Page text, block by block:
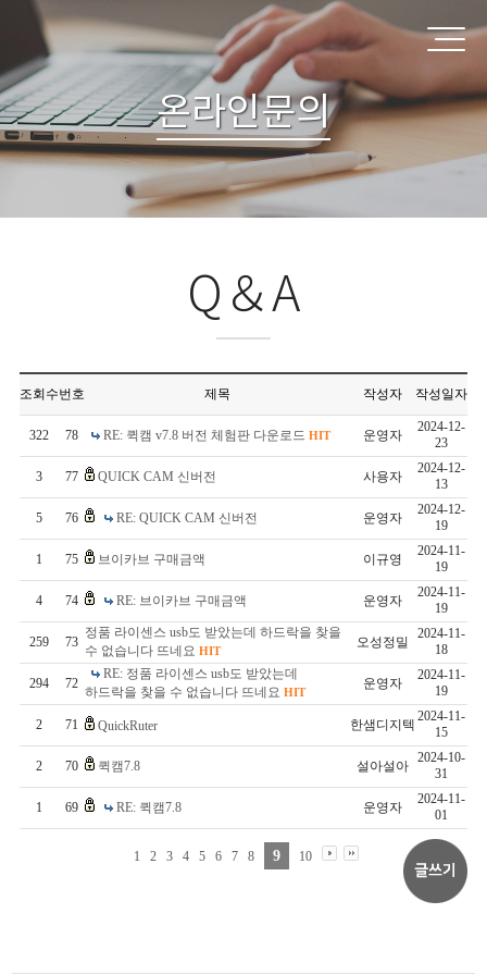
온라인문의
Q＆A
조회수번호 제목 작성자 작성일자
322 78 RE: 퀵캠 v7.8 버전 체험판 다운로드 HIT 운영자
2024-12-
23
3 77 QUICK CAM 신버전 사용자
2024-12-
13
5 76 RE: QUICK CAM 신버전 운영자
2024-12-
19
1 75 브이카브 구매금액 이규영
2024-11-
19
4 74 RE: 브이카브 구매금액 운영자
2024-11-
19
259 73
정품 라이센스 usb도 받았는데 하드락을 찾을
수 없습니다 뜨네요 HIT
오성정밀
2024-11-
18
294 72
RE: 정품 라이센스 usb도 받았는데
하드락을 찾을 수 없습니다 뜨네요 HIT
운영자
2024-11-
19
2 71 QuickRuter 한샘디지텍
2024-11-
15
2 70 퀵캠7.8 설아설아
2024-10-
31
1 69 RE: 퀵캠7.8 운영자
2024-11-
01
1 2 3 4 5 6 7 8 9 10